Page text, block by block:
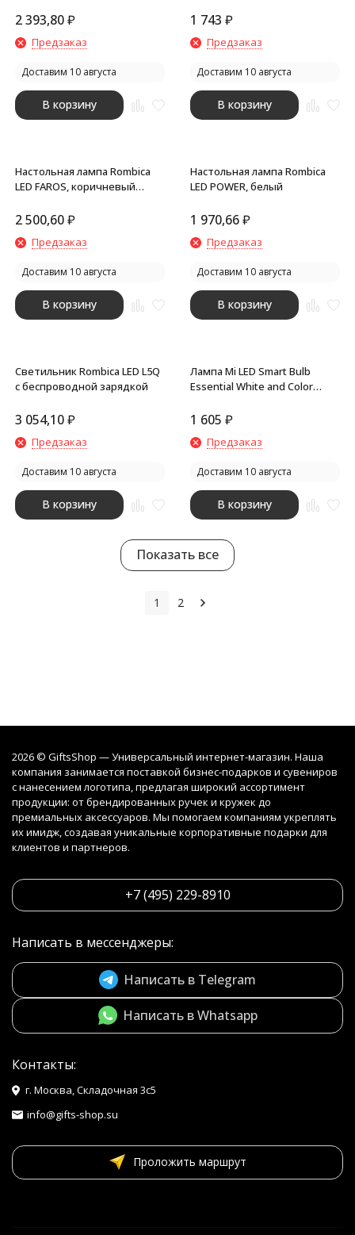
2 393,80₽
Предзаказ
Доставим 10 августа
В корзину
1 743 ₽
Предзаказ
Доставим 10 августа
В корзину
Настольная лампа Rombica
LED FAROS, коричневый
2 500,60₽
Предзаказ
Доставим 10 августа
В корзину
Настольная лампа Rombica
LED POWER, белый
1 970,66₽
Предзаказ
Доставим 10 августа
В корзину
Светильник Rombica LED L5Q
с беспроводной зарядкой
3 054,10₽
Предзаказ
Доставим 10 августа
В корзину
Лампа Mi LED Smart Bulb
Essential White and Color
1 605 ₽
Предзаказ
Доставим 10 августа
В корзину
Показать все
1 2
2026 © GiftsShop — Универсальный интернет-магазин. Наша
компания занимается поставкой бизнес-подарков и сувениров
с нанесением логотипа, предлагая широкий ассортимент
продукции: от брендированных ручек и кружек до
премиальных аксессуаров. Мы помогаем компаниям укреплять
их имидж, создавая уникальные корпоративные подарки для
клиентов и партнеров.
+7 (495) 229-8910
Написать в мессенджеры:
Написать в Telegram
Написать в Whatsapp
Контакты:
г. Москва, Складочная 3с5
info@gifts-shop.su
Проложить маршрут